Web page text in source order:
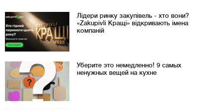
Лідери ринку закупівель - хто вони?
«Zakupivli Кращі» відкривають імена
компаній
Уберите это немедленно! 9 самых
ненужных вещей на кухне